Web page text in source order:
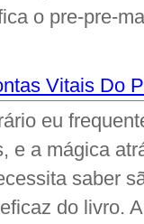
o pre-pre-
Vitais Do
eu
e a mágica
saber
do livro.